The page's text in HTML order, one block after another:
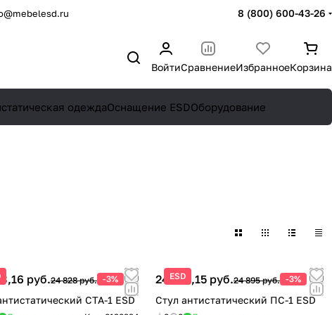
8 (800) 600-43-26
ВойтиСравнениеИзбранноеКорзина
одеждаОснащение ESDОборудование
руб.24 828 руб. -3%
СТА-1 ESD
ESD
24 148,15 руб.24 895 руб. -3%
Стул антистатический ПС-1 ESD